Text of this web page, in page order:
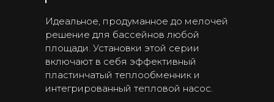
Идеальное, продуманное до мелочей
решение для бассейнов любой
площади. Установки этой серии
включают в себя эффективный
пластинчатый теплообменник и
интегрированный тепловой насос.